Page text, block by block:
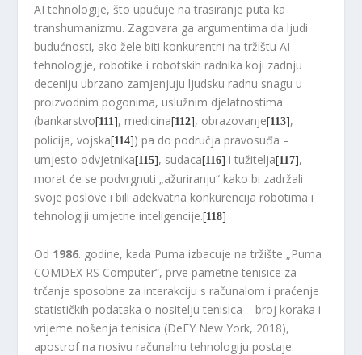
AI tehnologije, što upućuje na trasiranje puta ka
transhumanizmu. Zagovara ga argumentima da ljudi
budućnosti, ako žele biti konkurentni na tržištu AI
tehnologije, robotike i robotskih radnika koji zadnju
deceniju ubrzano zamjenjuju ljudsku radnu snagu u
proizvodnim pogonima, uslužnim djelatnostima
(bankarstvo[111], medicina[112], obrazovanje[113],
policija, vojska[114]) pa do područja pravosuđa –
umjesto odvjetnika[115], sudaca[116] i tužitelja[117],
morat će se podvrgnuti „ažuriranju“ kako bi zadržali
svoje poslove i bili adekvatna konkurencija robotima i
tehnologiji umjetne inteligencije.[118]
Od 1986. godine, kada Puma izbacuje na tržište „Puma
COMDEX RS Computer“, prve pametne tenisice za
trčanje sposobne za interakciju s računalom i praćenje
statističkih podataka o nositelju tenisica – broj koraka i
vrijeme nošenja tenisica (DeFY New York, 2018),
apostrof na nosivu računalnu tehnologiju postaje